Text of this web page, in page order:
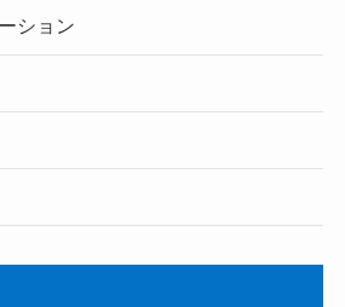
ション